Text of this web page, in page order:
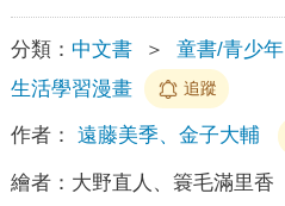
分類： 中文書 ＞ 童書/青少年
生活學習漫畫
追蹤
作者： 遠藤美季、金子大輔
繪者： 大野直人、簑毛滿里香